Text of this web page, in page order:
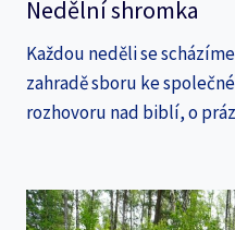
Nedělní shromka
Každou neděli se
zahradě sboru ke
rozhovoru nad biblí, o